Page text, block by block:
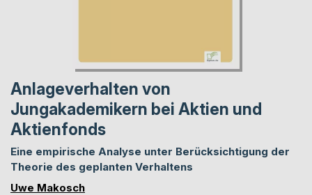
Anlageverhalten von
Jungakademikern bei Aktien und
Aktienfonds
Eine empirische Analyse unter Berücksichtigung der
Theorie des geplanten Verhaltens
Uwe Makosch